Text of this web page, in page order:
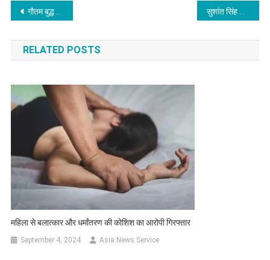
Post
navigation
गौतम बुद्ध नगर में कोरोना के 105 नए मामले
RELATED POSTS
महिला से बलात्कार और धर्मांतरण की कोशिश का आरोपी गिरफ्तार
September 4, 2024 Asia News Service